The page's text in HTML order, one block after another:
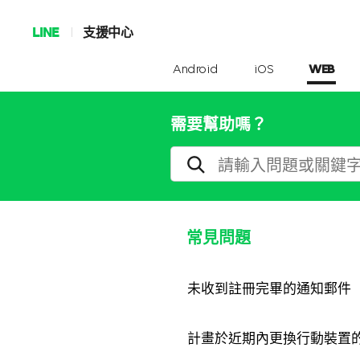
LINE 支援中心
Android iOS WEB
需要幫助嗎？
常見問題
未收到註冊完畢的通知郵件
計畫於近期內更換行動裝置